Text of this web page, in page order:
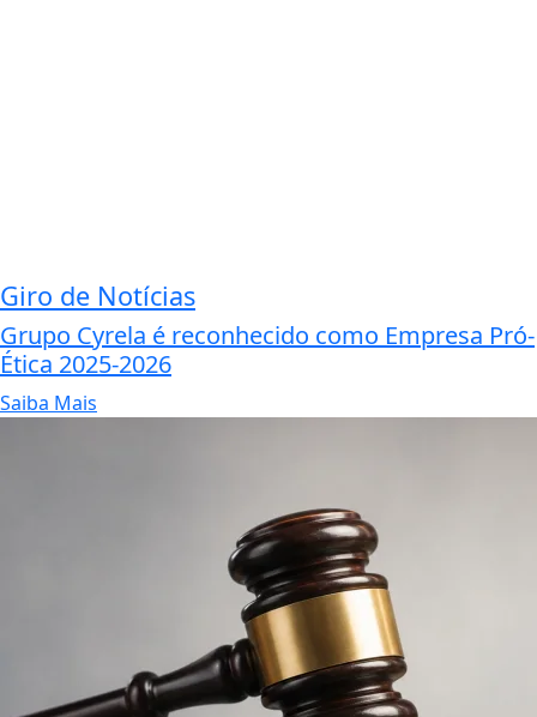
Giro de Notícias
Grupo Cyrela é reconhecido como Empresa Pró-
Ética 2025-2026
Saiba Mais